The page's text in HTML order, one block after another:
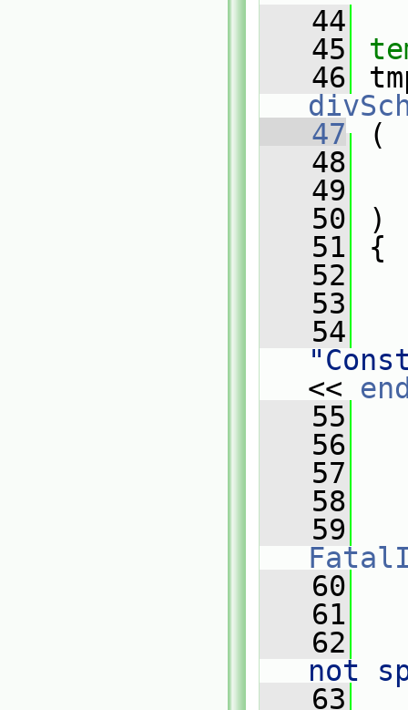
   44
   45
   46
   47
(
   48
   49
   50
)
   51
{
   52
   53
   54
<<
   55
   56
   57
   58
   59
   60
   61
   62
not
   63